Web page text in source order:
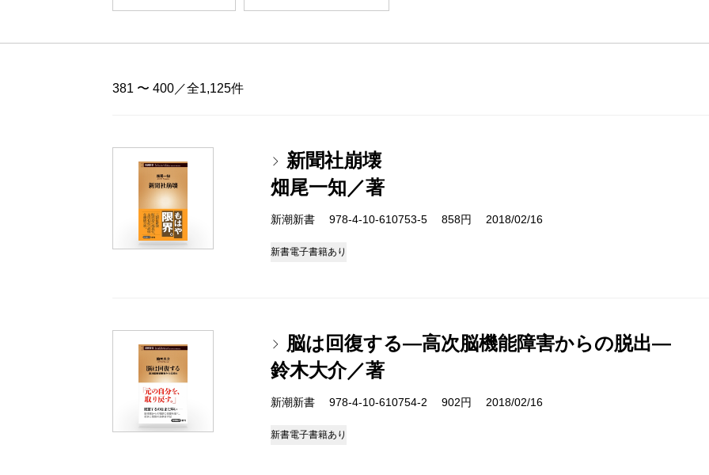
381 〜 400／全1,125件
新聞社崩壊
畑尾一知／著
新潮新書 978-4-10-610753-5 858円 2018/02/16
新書電子書籍あり
脳は回復する―高次脳機能障害からの脱出―
鈴木大介／著
新潮新書 978-4-10-610754-2 902円 2018/02/16
新書電子書籍あり